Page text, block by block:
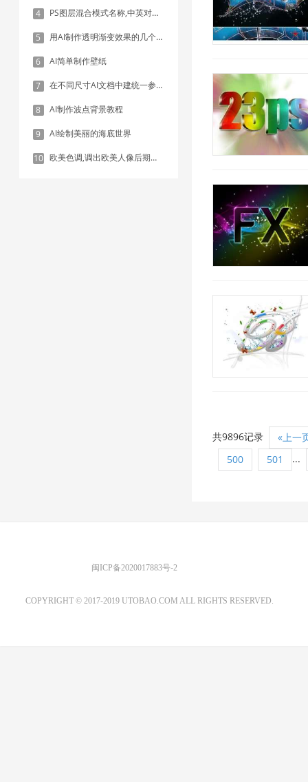
4 PS图层混合模式名称,中英对照表
5 用AI制作透明渐变效果的几个方法
6 AI简单制作壁纸
7 在不同尺寸AI文档中建统一参考线 - 方法1：对齐和分布
8 AI制作波点背景教程
9 AI绘制美丽的海底世界
10 欧美色调,调出欧美人像后期色调实例
共9896记录
«上一
500
501 ...
闽ICP备2020017883号-2
COPYRIGHT © 2017-2019 UTOBAO.COM ALL RIGHTS RESERVED.